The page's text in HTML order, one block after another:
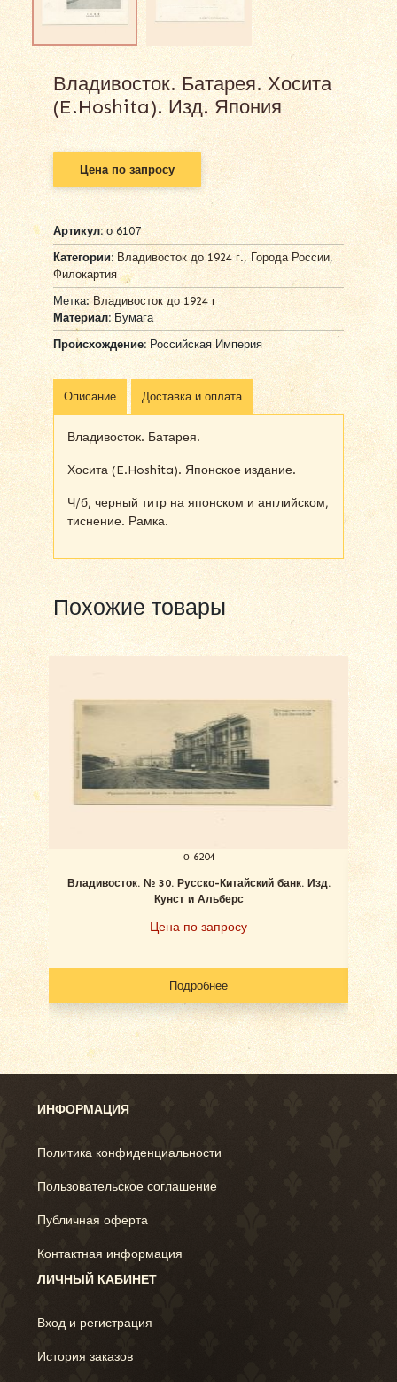
Владивосток. Батарея. Хосита
(E.Hoshita). Изд. Япония
Цена по запросу
Артикул:о 6107
Категории: Владивосток до 1924 г.,Города России,
Филокартия
Метка:Владивосток до 1924 г
Материал:Бумага
Происхождение:Российская Империя
Описание Доставка и оплата
Владивосток. Батарея.
Хосита (E.Hoshita). Японское издание.
Ч/б, черный титр на японском и английском,
тиснение. Рамка.
Похожие товары
о 6204
Владивосток. № 30. Русско-Китайский банк. Изд.
Кунст и Альберс
Цена по запросу
Подробнее
ИНФОРМАЦИЯ
Политика конфиденциальности
Пользовательское соглашение
Публичная оферта
Контактная информация
ЛИЧНЫЙ КАБИНЕТ
Вход и регистрация
История заказов